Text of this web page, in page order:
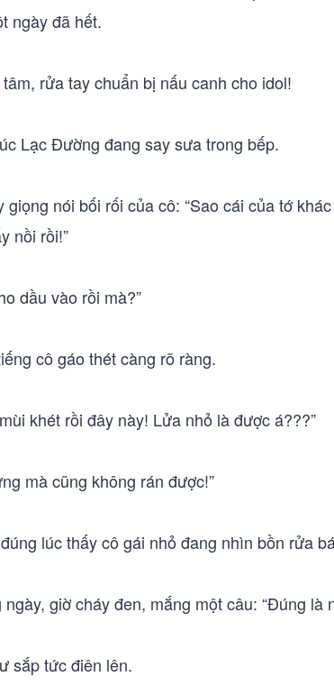
ngày đã hết.
rửa tay chuẩn bị nấu canh cho idol!
Lạc Đường đang say sưa trong bếp.
nói bối rối của cô: “Sao cái của tớ
nồi rồi!”
dầu vào rồi mà?”
cô gáo thét càng rõ ràng.
khét rồi đây này! Lửa nhỏ là được á???”
mà cũng không rán được!”
lúc thấy cô gái nhỏ đang nhìn bồn rửa
giờ cháy đen, mắng một câu: “Đúng là
sắp tức điên lên.